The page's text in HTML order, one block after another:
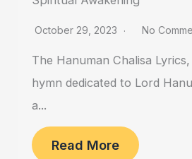
October 29, 2023 No
The Hanuman Chalisa
hymn dedicated to Lord
a...
Read More